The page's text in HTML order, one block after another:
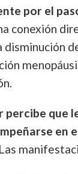
por el
conexión
percibe que
en